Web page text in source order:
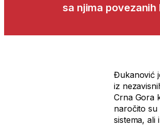
sa njima
Đukanović
iz
Crna Gora
naročito su
sistema, ali